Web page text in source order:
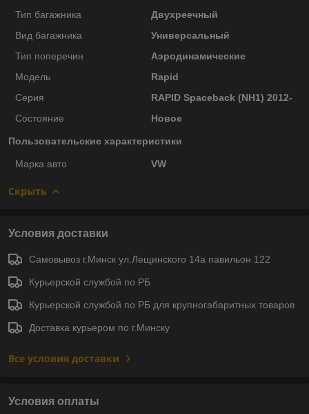
Тип багажника
Двухреечный
Вид багажника
Универсальный
Тип поперечин
Аэродинамические
Модель
Rapid
Серия
RAPID Spaceback (NH1) 2012-
Состояние
Новое
Пользовательские характеристики
Марка авто VW
Скрыть
Условия доставки
Самовывоз г.Минск ул.Лещинского 14а павильон 122
Курьерской службой по РБ
Курьерской службой по РБ для крупногабаритных товаров
Доставка курьером по г.Минску
Все условия доставки
Условия оплаты